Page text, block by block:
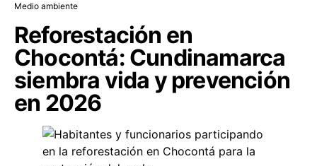
Medio ambiente
Reforestación en
Chocontá: Cundinamarca
siembra vida y prevención
en 2026